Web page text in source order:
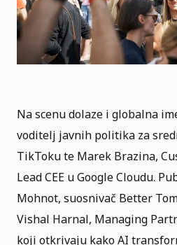
Na scenu dolaze i globalna
voditelj javnih politika za
TikToku te Marek Brazina,
Lead CEE u Google Cloudu.
Mohnot, suosnivač Better
Vishal Harnal, Managing
koji otkrivaju kako AI